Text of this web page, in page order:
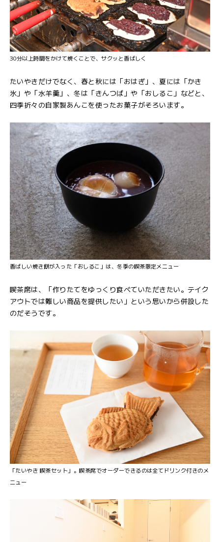
30分以上時間をかけて焼くことで、サクッと香ばしく
たいやきだけでなく、春と秋には「おはぎ」、夏には「かき
氷」や「水羊羹」、冬は「きんつば」や「おしるこ」などと、
四季折々の自家製あんこを使ったお菓子がそろいます。
香ばしい焼き餅が入った「おしるこ」は、冬季の喫茶限定メニュー
喫茶席は、「作りたてをゆっくり食べていただきたい。テイク
アウトでは難しい商品を提供したい」という思いから併設した
のだそうです。
「たいやき 喫茶セット」。喫茶席でオーダーできるのは全てドリンク付きのメ
ニュー